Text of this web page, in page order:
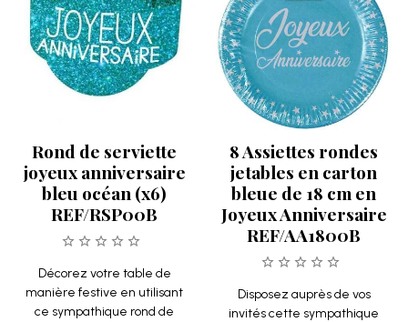
Rond de serviette
joyeux anniversaire
bleu océan (x6)
REF/RSP00B
Décorez votre table de
manière festive en utilisant
ce sympathique rond de
8 Assiettes rondes
jetables en carton
bleue de 18 cm en
Joyeux Anniversaire
REF/AA1800B
Disposez auprès de vos
invités cette sympathique